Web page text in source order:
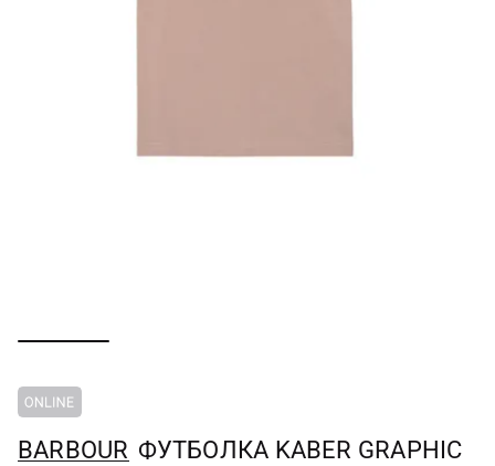
BARBOUR ФУТБОЛКА KABER GRAPHIC